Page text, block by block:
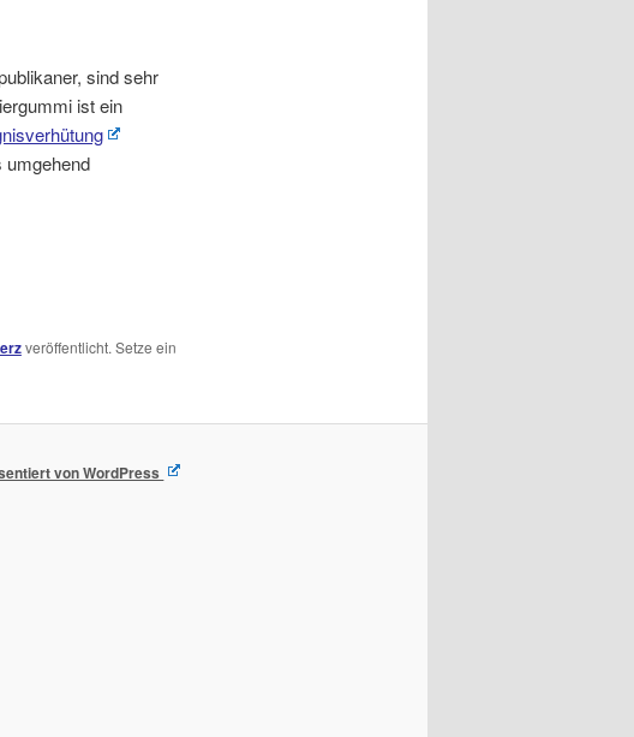
sind sehr
ist ein
umgehend
veröffentlicht. Setze ein
von WordPress